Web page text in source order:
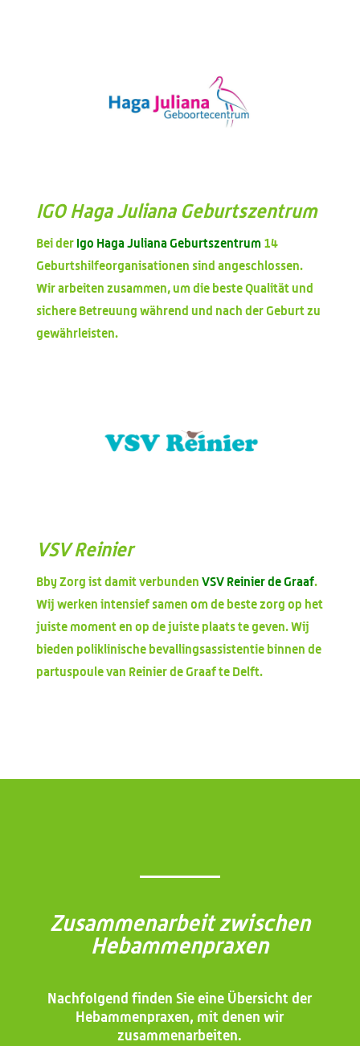
IGO Haga Juliana Geburtszentrum
Bei derIgo Haga Juliana Geburtszentrum14
Geburtshilfeorganisationen sind angeschlossen.
Wir arbeiten zusammen, um die beste Qualität und
sichere Betreuung während und nach der Geburt zu
gewährleisten.
VSV Reinier
Bby Zorg ist damit verbunden VSV Reinier de Graaf.
Wij werken intensief samen om de beste zorg op het
juiste moment en op de juiste plaats te geven. Wij
bieden poliklinische bevallingsassistentie binnen de
partuspoule van Reinier de Graaf te Delft.
Zusammenarbeit zwischen
Hebammenpraxen
Nachfolgend finden Sie eine Übersicht der
Hebammenpraxen, mit denen wir
zusammenarbeiten.